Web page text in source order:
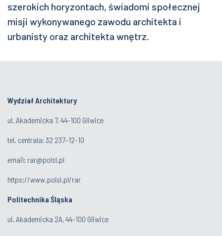
szerokich horyzontach, świadomi społecznej
misji wykonywanego zawodu architekta i
urbanisty oraz architekta wnętrz.
Wydział Architektury
ul. Akademicka 7, 44-100 Gliwice
tel. centrala: 32 237-12-10
email: rar@polsl.pl
https://www.polsl.pl/rar
Politechnika Śląska
ul. Akademicka 2A, 44-100 Gliwice